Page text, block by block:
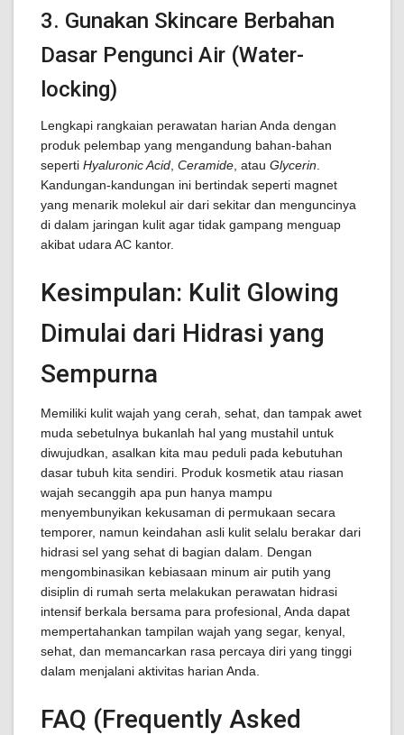
3. Gunakan Skincare Berbahan
Dasar Pengunci Air (Water-
locking)
Lengkapi rangkaian perawatan harian Anda dengan
produk pelembap yang mengandung bahan-bahan
seperti Hyaluronic Acid Ceramide , atau Glycerin
Kandungan-kandungan ini bertindak seperti magnet
yang menarik molekul air dari sekitar dan menguncinya
di dalam jaringan kulit agar tidak gampang menguap
akibat udara AC kantor.
Kesimpulan: Kulit Glowing
Dimulai dari Hidrasi yang
Sempurna
Memiliki kulit wajah yang cerah, sehat, dan tampak awet
muda sebetulnya bukanlah hal yang mustahil untuk
diwujudkan, asalkan kita mau peduli pada kebutuhan
dasar tubuh kita sendiri. Produk kosmetik atau riasan
wajah secanggih apa pun hanya mampu
menyembunyikan kekusaman di permukaan secara
temporer, namun keindahan asli kulit selalu berakar dari
hidrasi sel yang sehat di bagian dalam. Dengan
mengombinasikan kebiasaan minum air putih yang
disiplin di rumah serta melakukan perawatan hidrasi
intensif berkala bersama para profesional, Anda dapat
mempertahankan tampilan wajah yang segar, kenyal,
sehat, dan memancarkan rasa percaya diri yang tinggi
dalam menjalani aktivitas harian Anda.
FAQ (Frequently Asked